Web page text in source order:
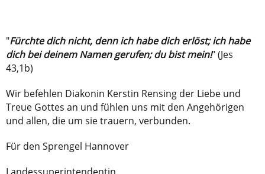
​"Fürchte dich nicht, denn ich habe dich erlöst; ich habe
dich bei deinem Namen gerufen; du bist mein!" (Jes
43,1b)
Wir befehlen Diakonin Kerstin Rensing der Liebe und
Treue Gottes an und fühlen uns mit den Angehörigen
und allen, die um sie trauern, verbunden.
Für den Sprengel Hannover